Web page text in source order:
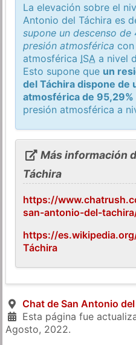
La elevación sobre el
Antonio del Táchira es
supone un descenso de
presión atmosférica
atmosférica ISA a nivel
Esto supone que un
del Táchira dispone de
atmosférica de 95,29%
presión atmosférica a
Más información
Táchira
https://
san-antonio-del-
https://
Táchira
Chat de San Antonio
Esta página fue
Agosto, 2022.